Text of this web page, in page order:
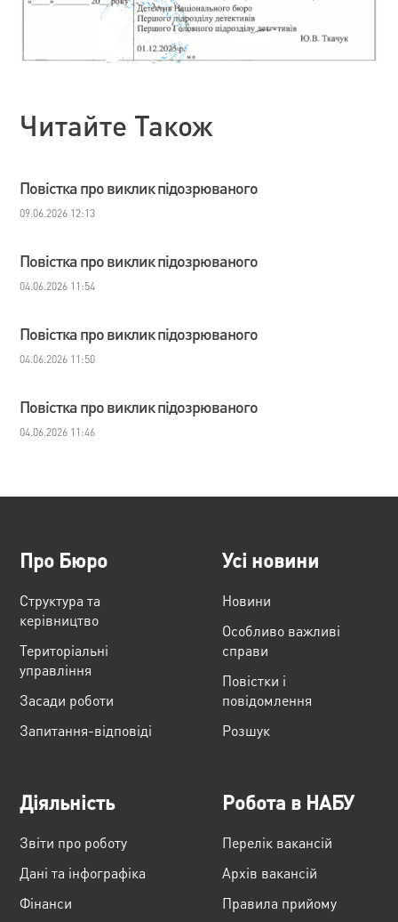
Читайте Також
Повістка про виклик підозрюваного
09.06.2026 12:13
Повістка про виклик підозрюваного
04.06.2026 11:54
Повістка про виклик підозрюваного
04.06.2026 11:50
Повістка про виклик підозрюваного
04.06.2026 11:46
Про Бюро
Структура та
керівництво
Територіальні
управління
Засади роботи
Запитання-відповіді
Усі новини
Новини
Особливо важливі
справи
Повістки і
повідомлення
Розшук
Діяльність
Звіти про роботу
Дані та інфографіка
Фінанси
Робота в НАБУ
Перелік вакансій
Архів вакансій
Правила прийому